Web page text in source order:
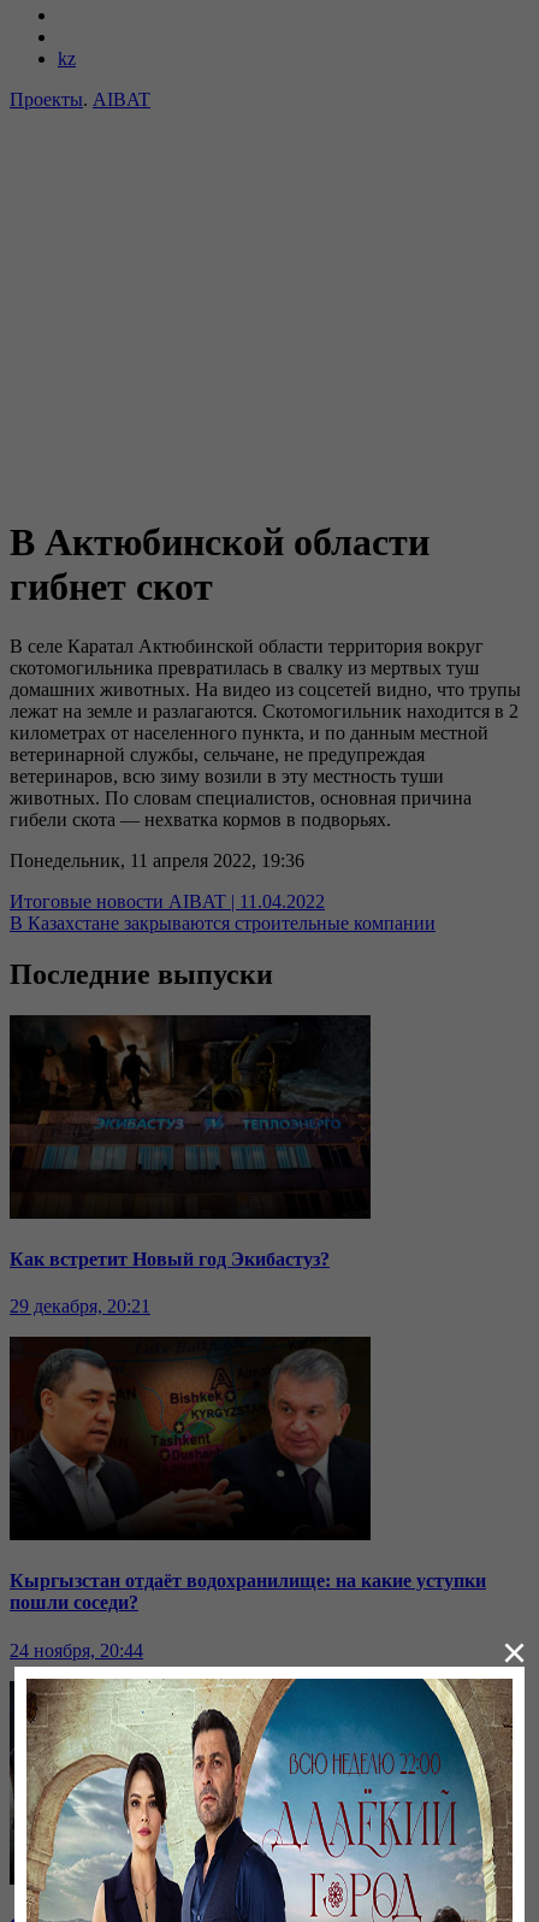
kz
Проекты. AIBAT
В Актюбинской области
гибнет скот
В селе Каратал Актюбинской области территория вокруг
скотомогильника превратилась в свалку из мертвых туш
домашних животных. На видео из соцсетей видно, что трупы
лежат на земле и разлагаются. Скотомогильник находится в 2
километрах от населенного пункта, и по данным местной
ветеринарной службы, сельчане, не предупреждая
ветеринаров, всю зиму возили в эту местность туши
животных. По словам специалистов, основная причина
гибели скота — нехватка кормов в подворьях.
Понедельник, 11 апреля 2022, 19:36
Итоговые новости AIBAT | 11.04.2022
В Казахстане закрываются строительные компании
Последние выпуски
Как встретит Новый год Экибастуз?
29 декабря, 20:21
Кыргызстан отдаёт водохранилище: на какие уступки
пошли соседи?
24 ноября, 20:44 ×